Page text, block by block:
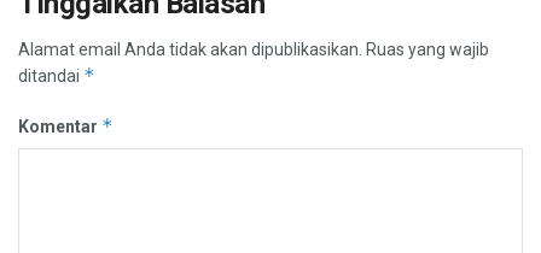
Alamat email Anda tidak akan dipublikasikan. Ruas yang wajib
ditandai *
Komentar *